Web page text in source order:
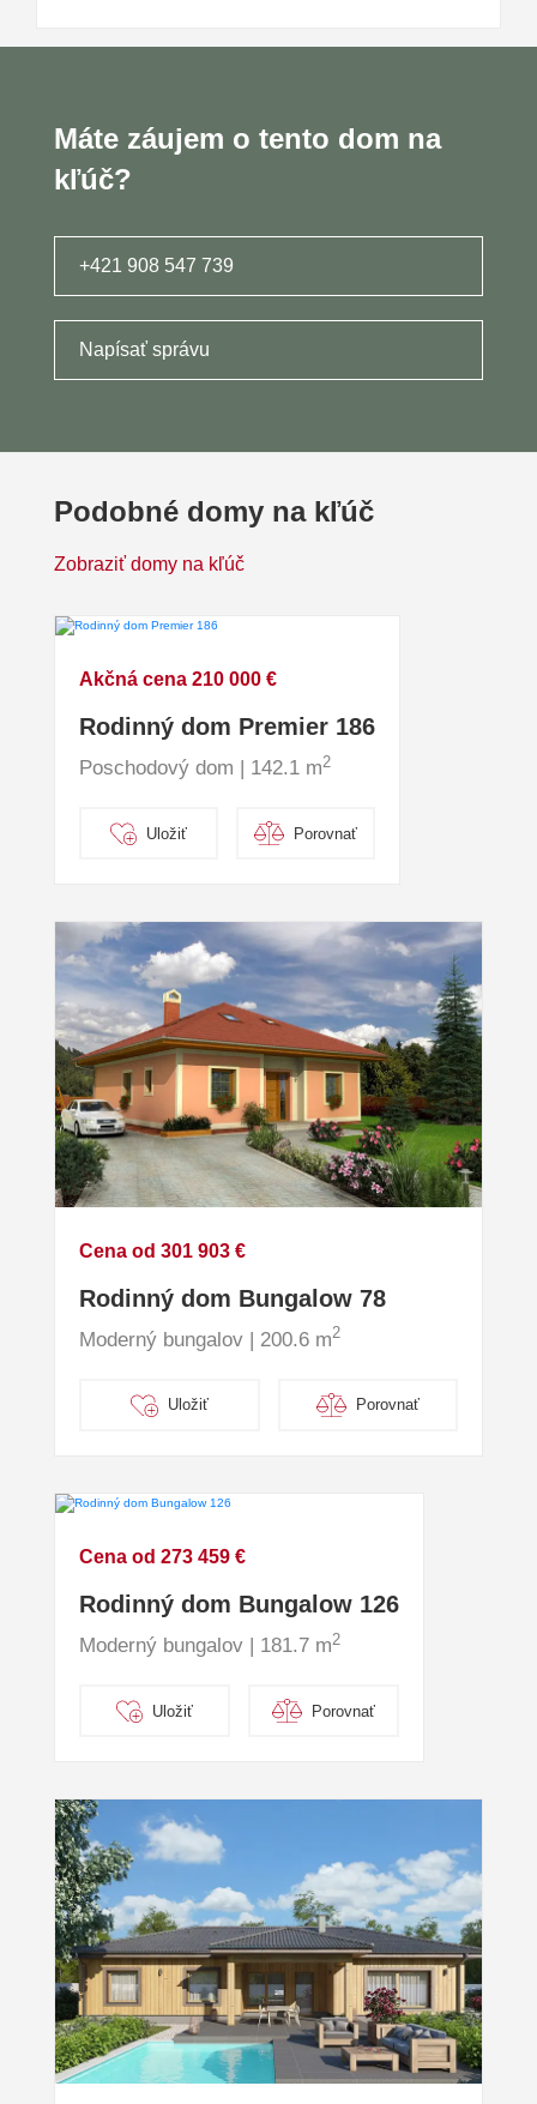
Máte záujem o tento dom na
kľúč?
+421 908 547 739
Napísať správu
Podobné domy na kľúč
Zobraziť domy na kľúč
Akčná cena 210 000 €
Rodinný dom Premier 186
Poschodový dom | 142.1 m2
Uložiť Porovnať
Cena od 301 903 €
Rodinný dom Bungalow 78
Moderný bungalov | 200.6 m2
Uložiť Porovnať
Cena od 273 459 €
Rodinný dom Bungalow 126
Moderný bungalov | 181.7 m2
Uložiť Porovnať